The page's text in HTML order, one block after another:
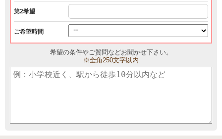
第2希望
ご希望時間
希望の条件やご質問などお聞かせ下さい。
※全角250文字以内